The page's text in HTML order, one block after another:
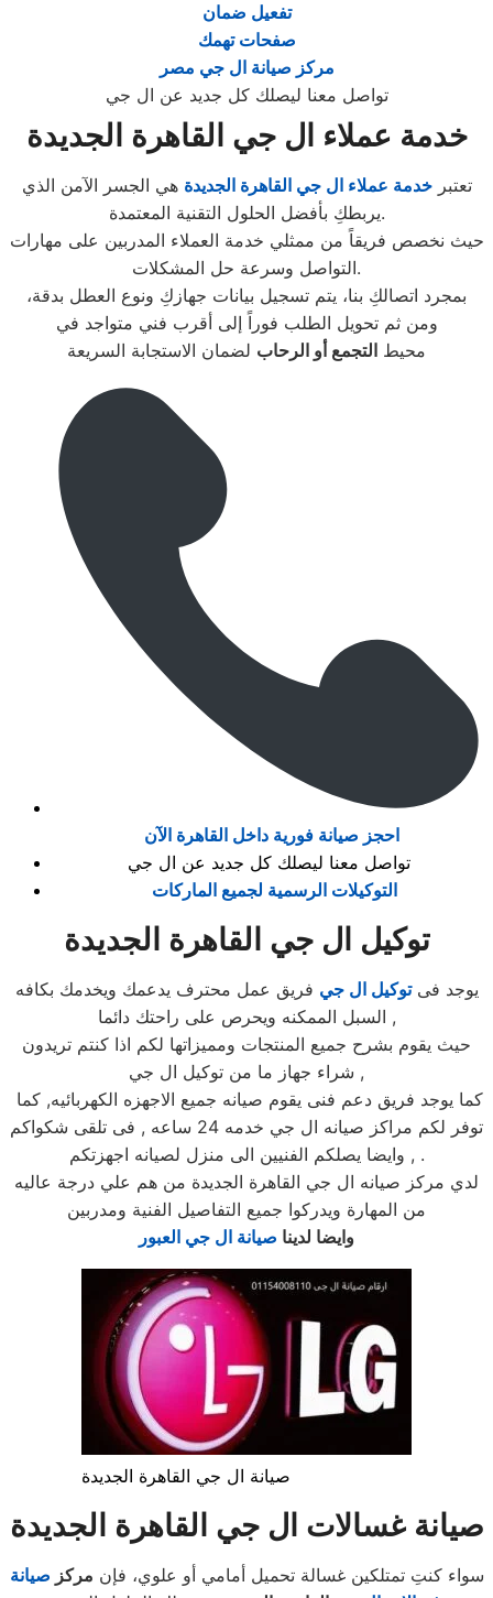
تفعيل ضمان
صفحات تهمك
مركز صيانة ال جي مصر
تواصل معنا ليصلك كل جديد عن ال جي
خدمة عملاء ال جي القاهرة الجديدة
تعتبرخدمة عملاء ال جي القاهرة الجديدة هي الجسر الآمن الذي
يربطكِ بأفضل الحلول التقنية المعتمدة.
حيث نخصص فريقاً من ممثلي خدمة العملاء المدربين على مهارات
التواصل وسرعة حل المشكلات.
بمجرد اتصالكِ بنا، يتم تسجيل بيانات جهازكِ ونوع العطل بدقة،
ومن ثم تحويل الطلب فوراً إلى أقرب فني متواجد في
محيط التجمع أو الرحاب لضمان الاستجابة السريعة
احجز صيانة فورية داخل القاهرة الآن
تواصل معنا ليصلك كل جديد عن ال جي
التوكيلات الرسمية لجميع الماركات
توكيل ال جي القاهرة الجديدة
يوجد فىتوكيل ال جي فريق عمل محترف يدعمك ويخدمك بكافه
السبل الممكنه ويحرص على راحتك دائما ,
حيث يقوم بشرح جميع المنتجات ومميزاتها لكم اذا كنتم تريدون
شراء جهاز ما من توكيل ال جي ,
توفر لكم مراكز صيانه ال جي خدمه 24 ساعه , فى تلقى شكواكم
, وايضا يصلكم الفنيين الى منزل لصيانه اجهزتكم .
لدي مركز صيانه ال جي القاهرة الجديدة من هم علي درجة عاليه
من المهارة ويدركوا جميع التفاصيل الفنية ومدربين
وايضا لدينا صيانة ال جي العبور
صيانة ال جي القاهرة الجديدة
صيانة غسالات ال جي القاهرة الجديدة
سواء كنتِ تمتلكين غسالة تحميل أمامي أو علوي، فإن مركز صيانة